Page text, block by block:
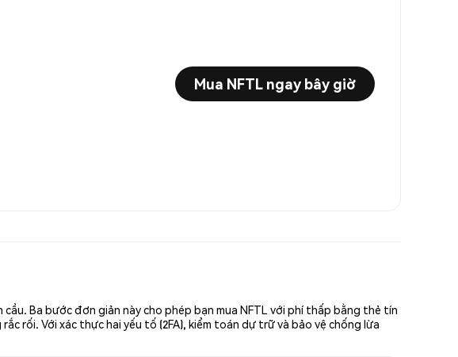
Mua NFTL ngay bây giờ
Ba bước đơn giản này cho phép bạn mua NFTL với phí thấp bằng thẻ tín
rối. Với xác thực hai yếu tố (2FA), kiểm toán dự trữ và bảo vệ chống lừa